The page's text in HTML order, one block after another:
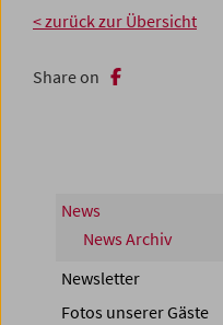
< zurück zur Übersicht
Share on
News
News Archiv
Newsletter
Fotos unserer Gäste